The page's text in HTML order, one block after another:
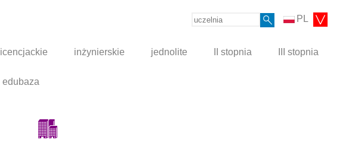
PL
licencjackie inżynierskie jednolite II stopnia III stopnia
edubaza